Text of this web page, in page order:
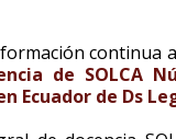
continua
de SOLCA
Ecuador de Ds